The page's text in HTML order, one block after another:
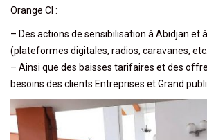
Orange CI :
– Des actions de sensibilisation à Abidjan et
(plateformes digitales, radios, caravanes,
– Ainsi que des baisses tarifaires et des
besoins des clients Entreprises et Grand